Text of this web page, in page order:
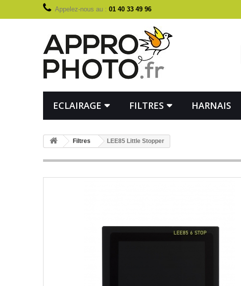
Appelez-nous au : 01 40 33 49 96
ECLAIRAGE FILTRES HARNAIS
Filtres LEE85 Little Stopper